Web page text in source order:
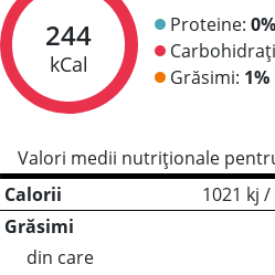
244
kCal
Proteine: 0%
Grăsimi: 1%
Valori medii nutriționale
Calorii
1021 kj /
Grăsimi
din care